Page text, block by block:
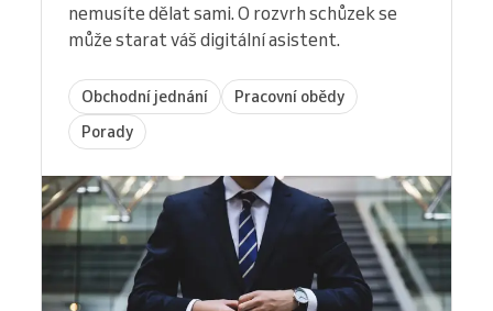
nemusíte dělat sami. O rozvrh schůzek se
může starat váš digitální asistent.
Obchodní jednání
Pracovní obědy
Porady